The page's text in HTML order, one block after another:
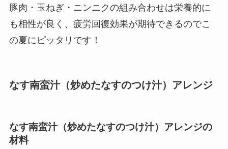
豚肉・玉ねぎ・ニンニクの組み合わせは栄養的に
も相性が良く、疲労回復効果が期待できるのでこ
の夏にピッタリです！
なす南蛮汁（炒めたなすのつけ汁）アレンジ
なす南蛮汁（炒めたなすのつけ汁）アレンジの
材料